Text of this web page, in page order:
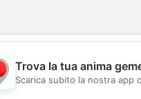
💖
Trova la tua anima
Scarica subito la nostra app